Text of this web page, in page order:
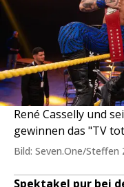
René Casselly und
gewinnen das "TV
Bild: Seven.One/Steffen
Spektakel pur bei